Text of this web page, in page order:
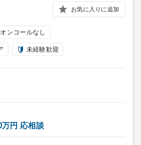
お気に入りに追加
オンコールなし
未経験歓迎
円 応相談